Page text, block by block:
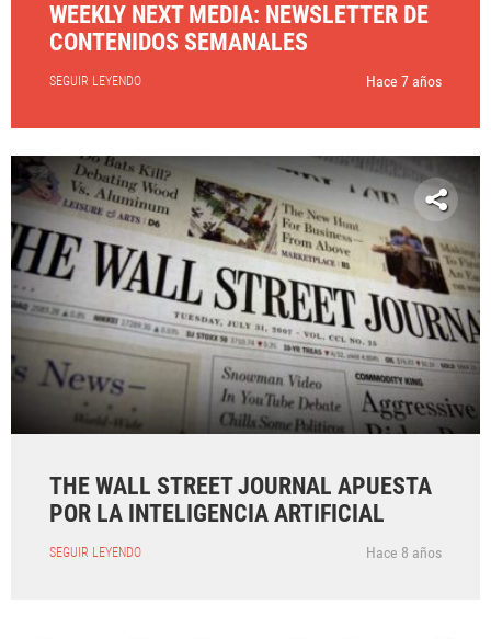
WEEKLY NEXT MEDIA: NEWSLETTER DE
CONTENIDOS SEMANALES
SEGUIR LEYENDO Hace 7 años
THE WALL STREET JOURNAL APUESTA
POR LA INTELIGENCIA ARTIFICIAL
SEGUIR LEYENDO Hace 8 años